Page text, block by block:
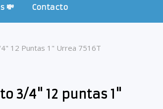
💸 Contacto
12 Puntas 1" Urrea 7516T
3/4" 12 puntas 1"